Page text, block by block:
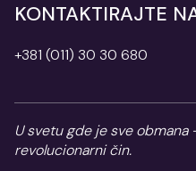
KONTAKTIRAJTE
+381 (011) 30 30 680
U svetu gde je sve
revolucionarni čin.